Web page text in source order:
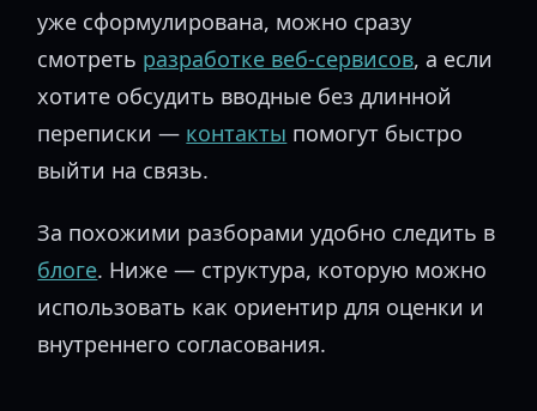
уже сформулирована, можно сразу
смотреть разработке веб-сервисов, а если
хотите обсудить вводные без длинной
переписки — контакты помогут быстро
выйти на связь.
За похожими разборами удобно следить в
блоге. Ниже — структура, которую можно
использовать как ориентир для оценки и
внутреннего согласования.